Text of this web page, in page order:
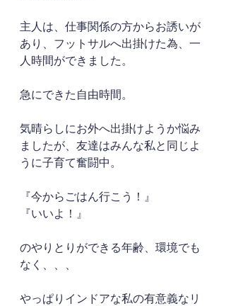
主人は、仕事関係の方からお誘いが
あり、フットサルへ出掛けた為、一
人時間ができました。
急にできた自由時間。
気晴らしにお外へ出掛けようか悩み
ましたが、友達はみんな私と同じよ
うに子育て奮闘中。
『今からごはん行こう！』
『いいよ！』
のやりとりができる年齢、環境でも
なく、、、
やっぱりインドアな私の有意義なリ